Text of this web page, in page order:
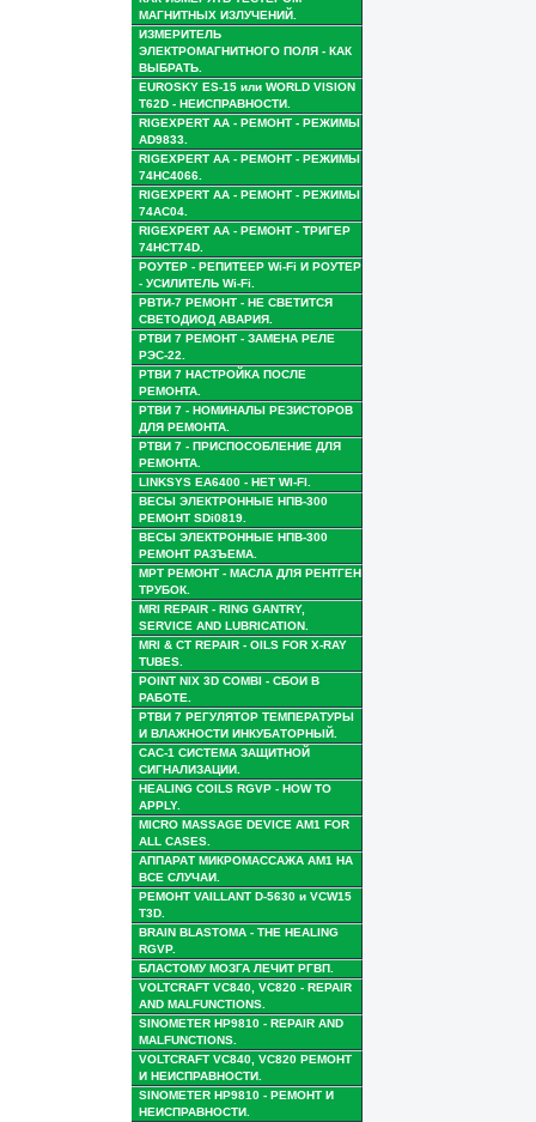
МАГНИТНЫХ ИЗЛУЧЕНИЙ.
ИЗМЕРИТЕЛЬ
ЭЛЕКТРОМАГНИТНОГО ПОЛЯ - КАК
ВЫБРАТЬ.
EUROSKY ES-15 или WORLD VISION
T62D - НЕИСПРАВНОСТИ.
RIGEXPERT AA - РЕМОНТ - РЕЖИМЫ
AD9833.
RIGEXPERT AA - РЕМОНТ - РЕЖИМЫ
74HC4066.
RIGEXPERT AA - РЕМОНТ - РЕЖИМЫ
74AC04.
RIGEXPERT AA - РЕМОНТ - ТРИГЕР
74HCT74D.
РОУТЕР - РЕПИТЕЕР Wi-Fi И РОУТЕР
- УСИЛИТЕЛЬ Wi-Fi.
РВТИ-7 РЕМОНТ - НЕ СВЕТИТСЯ
СВЕТОДИОД АВАРИЯ.
РТВИ 7 РЕМОНТ - ЗАМЕНА РЕЛЕ
РЭС-22.
РТВИ 7 НАСТРОЙКА ПОСЛЕ
РЕМОНТА.
РТВИ 7 - НОМИНАЛЫ РЕЗИСТОРОВ
ДЛЯ РЕМОНТА.
РТВИ 7 - ПРИСПОСОБЛЕНИЕ ДЛЯ
РЕМОНТА.
LINKSYS EA6400 - НЕТ WI-FI.
ВЕСЫ ЭЛЕКТРОННЫЕ НПВ-300
РЕМОНТ SDi0819.
ВЕСЫ ЭЛЕКТРОННЫЕ НПВ-300
РЕМОНТ РАЗЪЕМА.
МРТ РЕМОНТ - МАСЛА ДЛЯ РЕНТГЕН
ТРУБОК.
MRI REPAIR - RING GANTRY,
SERVICE AND LUBRICATION.
MRI & CT REPAIR - OILS FOR X-RAY
TUBES.
POINT NIX 3D COMBI - СБОИ В
РАБОТЕ.
РТВИ 7 РЕГУЛЯТОР ТЕМПЕРАТУРЫ
И ВЛАЖНОСТИ ИНКУБАТОРНЫЙ.
САС-1 СИСТЕМА ЗАЩИТНОЙ
СИГНАЛИЗАЦИИ.
HEALING COILS RGVP - HOW TO
APPLY.
MICRO MASSAGE DEVICE AM1 FOR
ALL CASES.
АППАРАТ МИКРОМАССАЖА АМ1 НА
ВСЕ СЛУЧАИ.
РЕМОНТ VAILLANT D-5630 и VCW15
T3D.
BRAIN BLASTOMA - THE HEALING
RGVP.
БЛАСТОМУ МОЗГА ЛЕЧИТ РГВП.
VOLTCRAFT VC840, VC820 - REPAIR
AND MALFUNCTIONS.
SINOMETER HP9810 - REPAIR AND
MALFUNCTIONS.
VOLTCRAFT VC840, VC820 РЕМОНТ
И НЕИСПРАВНОСТИ.
SINOMETER HP9810 - РЕМОНТ И
НЕИСПРАВНОСТИ.